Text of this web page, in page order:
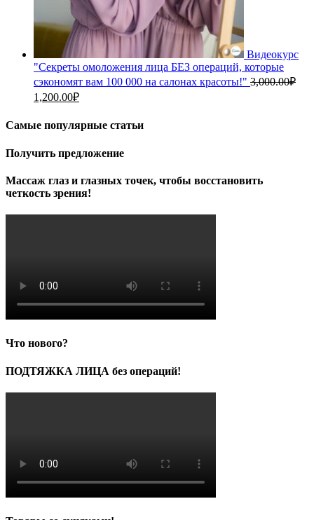
Видеокурс
"Секреты омоложения лица БЕЗ операций, которые
сэкономят вам 100 000 на салонах красоты!" 3,000.00₽
Первоначальная
3,000.00₽.
1,200.00₽Текущая
1,200.00₽.
Самые популярные статьи
Получить предложение
Массаж глаз и глазных точек, чтобы восстановить
четкость зрения!
Что нового?
ПОДТЯЖКА ЛИЦА без операций!